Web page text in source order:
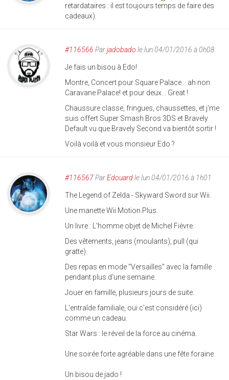
retardataires : il est toujours temps de faire des
cadeaux).
#116566 Parjadobado le lun 04/01/2016 à 0h08
Je fais un bisou à Edo!
Montre, Concert pour Square Palace... ah non
Caravane Palace! et pour deux... Great !
Chaussure classe, fringues, chaussettes, et j'me
suis offert Super Smash Bros 3DS et Bravely
Default vu que Bravely Second va bientôt sortir !
Voilà voilà et vous monsieur Edo ?
#116567ParEdouardle lun 04/01/2016 à 1h01
The Legend of Zelda - Skyward Sword sur Wii.
Une manette Wii Motion Plus.
Un livre : L'homme objet de Michel Fièvre.
Des vêtements, jeans (moulants), pull (qui
gratte).
Des repas en mode "Versailles" avec la famille
pendant plus d'une semaine.
Jouer en famille, plusieurs jours de suite.
L'entraîde familiale, oui c'est considéré (ici)
comme un cadeau.
Star Wars : le réveil de la force au cinéma.
Une soirée forte agréable dans une fête foraine.
Un bisou de jado !